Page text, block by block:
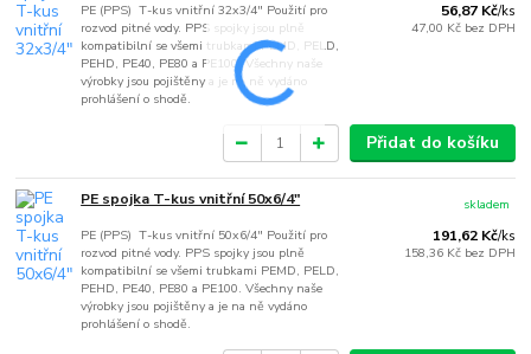
PE (PPS) T-kus vnitřní 32x3/4" Použití pro
rozvod pitné vody. PPS spojky jsou plně
kompatibilní se všemi trubkami PEMD, PELD,
PEHD, PE40, PE80 a PE100. Všechny naše
výrobky jsou pojištěny a je na ně vydáno
prohlášení o shodě.
56,87 Kč/ks
47,00 Kč bez DPH
Přidat do košíku
PE spojka T-kus vnitřní 50x6/4"
PE (PPS) T-kus vnitřní 50x6/4" Použití pro
rozvod pitné vody. PPS spojky jsou plně
kompatibilní se všemi trubkami PEMD, PELD,
PEHD, PE40, PE80 a PE100. Všechny naše
výrobky jsou pojištěny a je na ně vydáno
prohlášení o shodě.
191,62 Kč/ks
158,36 Kč bez DPH
skladem